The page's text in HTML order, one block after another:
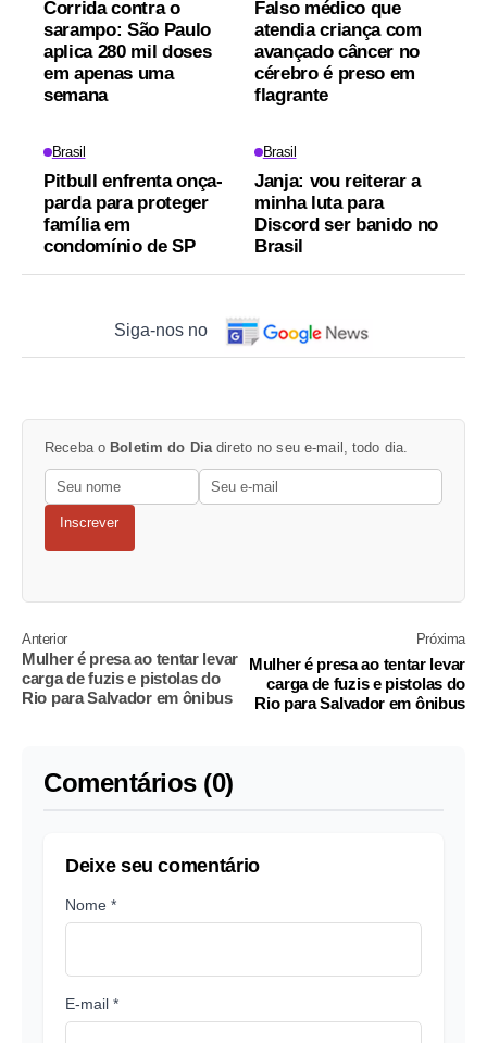
Corrida contra o
sarampo: São Paulo
aplica 280 mil doses
em apenas uma
semana
Falso médico que
atendia criança com
avançado câncer no
cérebro é preso em
flagrante
Brasil
Pitbull enfrenta onça-
parda para proteger
família em
condomínio de SP
Brasil
Janja: vou reiterar a
minha luta para
Discord ser banido no
Brasil
Siga-nos no
Receba o Boletim do Diadireto no seu e-mail, todo dia.
Inscrever
Anterior
Mulher é presa ao tentar levar
carga de fuzis e pistolas do
Rio para Salvador em ônibus
Próxima
Mulher é presa ao tentar levar
carga de fuzis e pistolas do
Rio para Salvador em ônibus
Comentários (0)
Deixe seu comentário
Nome *
E-mail *